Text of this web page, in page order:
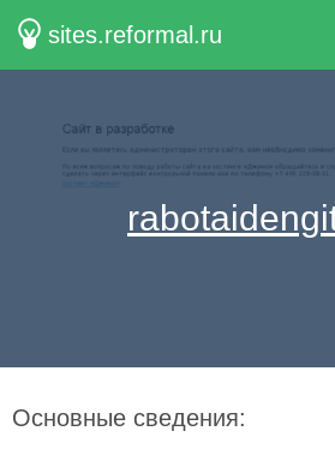
sites.reformal.ru
Основные сведения: